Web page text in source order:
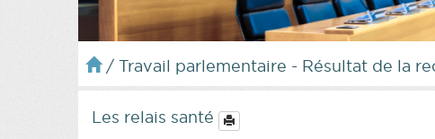
/ Travail parlementaire - Résultat de la
Les relais santé